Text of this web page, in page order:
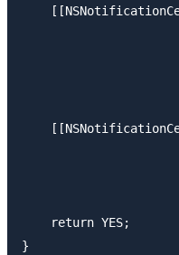
    return YES;
}